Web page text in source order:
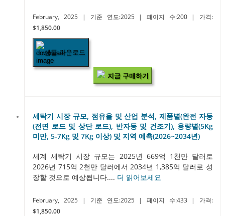
February, 2025 | 기준 연도:2025 | 페이지 수:200
| 가격:
$1,850.00
샘플 다운로드
지금 구매하기
세탁기 시장 규모, 점유율 및 산업 분석, 제품별(완전 자동
(전면 로드 및 상단 로드), 반자동 및 건조기), 용량별(5Kg
미만, 5-7Kg 및 7Kg 이상) 및 지역 예측(2026~2034년)
세계 세탁기 시장 규모는 2025년 669억 1천만 달러로
2026년 715억 2천만 달러에서 2034년 1,385억 달러로 성
장할 것으로 예상됩니다.... 더 읽어보세요
February, 2025 | 기준 연도:2025 | 페이지 수:433
| 가격:
$1,850.00